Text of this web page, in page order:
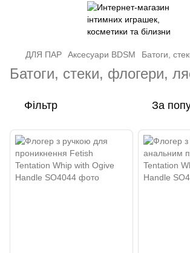
ДЛЯ ПАР Аксесуари BDSM Батоги,
Батоги, стеки, флогери,
Фільтр За